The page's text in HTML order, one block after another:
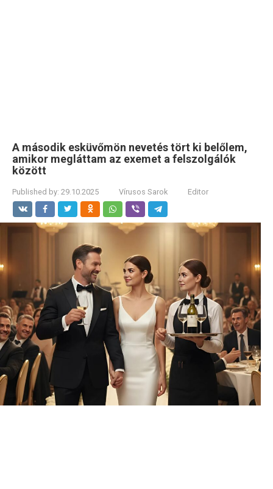
A második esküvőmön nevetés tört ki belőlem,
amikor megláttam az exemet a felszolgálók
között
Published by: 29.10.2025 Vírusos Sarok Editor